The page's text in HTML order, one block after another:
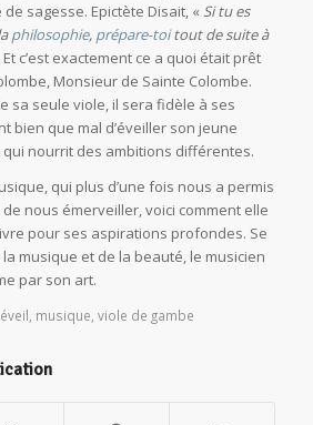
sagesse. Epictète Disait, « Si tu es
philosophie, prépare-toitout de suite à
c’est exactement ce a quoi était prêt
Monsieur de Sainte Colombe.
sa seule viole, il sera fidèle à ses
bien que mal d’éveiller son jeune
nourrit des ambitions différentes.
qui plus d’une fois nous a permis
nous émerveiller, voici comment elle
pour ses aspirations profondes. Se
musique et de la beauté, le musicien
par son art.
éveil, musique, viole de gambe